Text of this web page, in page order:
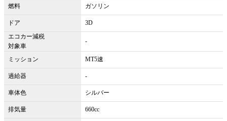
燃料 ガソリン
ドア
3D
エコカー減税
対象車
-
ミッション MT5速
過給器 -
車体色 シルバー
排気量 660cc